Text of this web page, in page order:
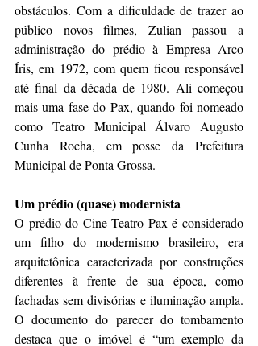
obstáculos. Com a dificuldade de trazer ao
público novos filmes, Zulian passou a
administração do prédio à Empresa Arco
Íris, em 1972, com quem ficou responsável
até final da década de 1980. Ali começou
mais uma fase do Pax, quando foi nomeado
como Teatro Municipal Álvaro Augusto
Cunha Rocha, em posse da Prefeitura
Municipal de Ponta Grossa.
Um prédio (quase) modernista
O prédio do Cine Teatro Pax é considerado
um filho do modernismo brasileiro, era
arquitetônica caracterizada por construções
diferentes à frente de sua época, como
fachadas sem divisórias e iluminação ampla.
O documento do parecer do tombamento
destaca que o imóvel é “um exemplo da